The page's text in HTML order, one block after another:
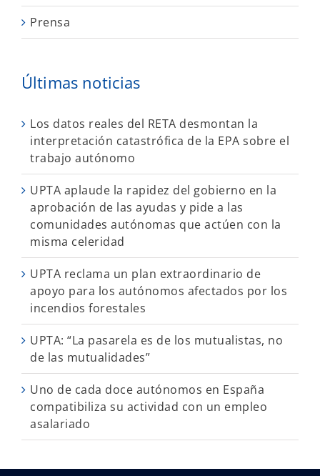
Prensa
Últimas noticias
Los datos reales del RETA desmontan la
interpretación catastrófica de la EPA sobre el
trabajo autónomo
UPTA aplaude la rapidez del gobierno en la
aprobación de las ayudas y pide a las
comunidades autónomas que actúen con la
misma celeridad
UPTA reclama un plan extraordinario de
apoyo para los autónomos afectados por los
incendios forestales
UPTA: “La pasarela es de los mutualistas, no
de las mutualidades”
Uno de cada doce autónomos en España
compatibiliza su actividad con un empleo
asalariado